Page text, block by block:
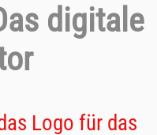
digitale
Logo für das